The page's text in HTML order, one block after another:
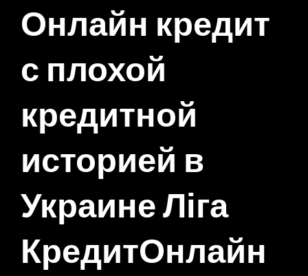
Онлайн кредит
с плохой
кредитной
историей в
Украине Ліга
КредитОнлайн